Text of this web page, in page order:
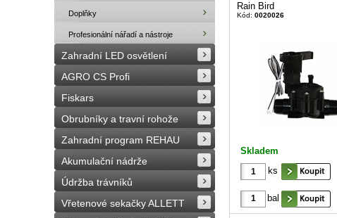
Doplňky
Profesionální nářadí a nástroje
Zahradní LED osvětlení
AGRO CS Profi
Fiskars
Obrubníky a travní rohože
Zahradní program REHAU
Akumulační nádrže
Údržba trávníků
Vřetenové sekačky ALLETT
Rain Bird
Kód: 0020026
Skladem
ks
bal